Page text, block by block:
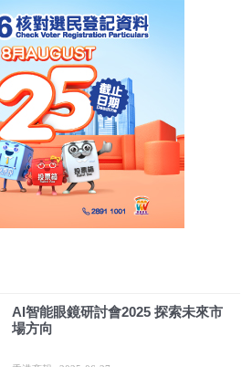
AI智能眼鏡研討會2025 探索未來市
場方向